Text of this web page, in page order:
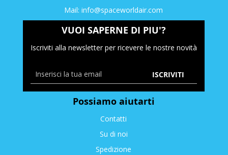
Mail: info@spaceworldair.com
VUOI SAPERNE DI PIU'?
Iscriviti alla newsletter per ricevere le nostre novità
ISCRIVITI
Possiamo aiutarti
Contatti
Su di noi
Spedizione